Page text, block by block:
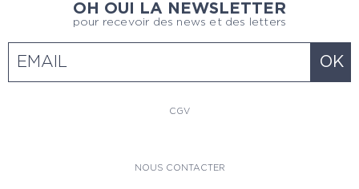
OH OUI LA NEWSLETTER
pour recevoir des news et des letters
CGV
NOUS CONTACTER